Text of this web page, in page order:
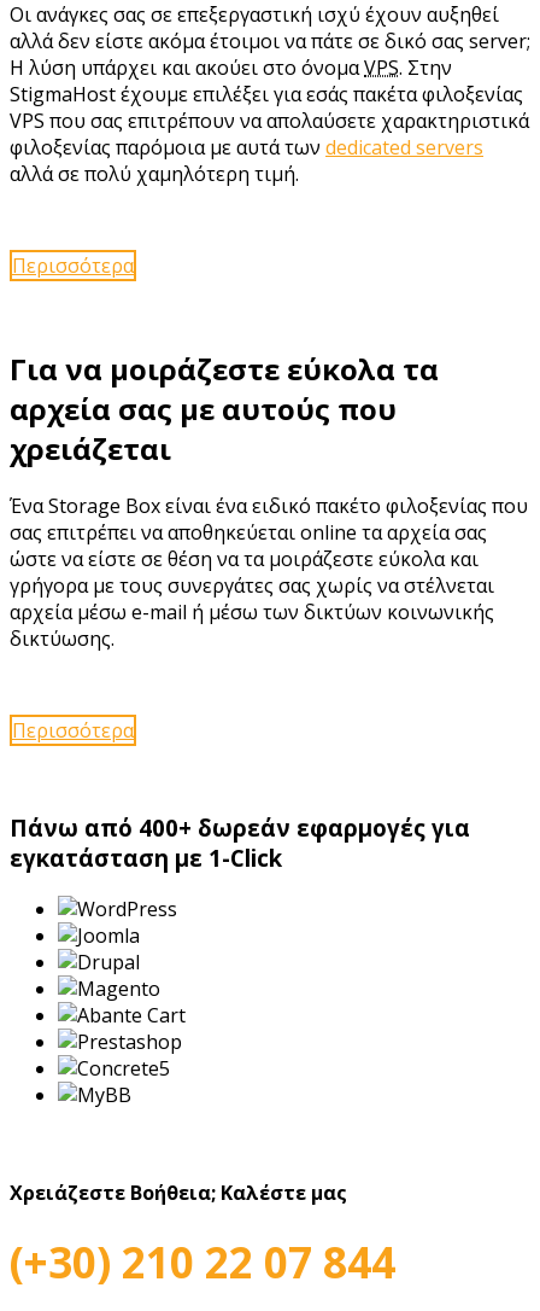
Οι ανάγκες σας σε επεξεργαστική ισχύ έχουν αυξηθεί
αλλά δεν είστε ακόμα έτοιμοι να πάτε σε δικό σας server;
Η λύση υπάρχει και ακούει στο όνομαVPS. Στην
StigmaHost έχουμε επιλέξει για εσάς πακέτα φιλοξενίας
VPS που σας επιτρέπουν να απολαύσετε χαρακτηριστικά
φιλοξενίας παρόμοια με αυτά των dedicated servers
αλλά σε πολύ χαμηλότερη τιμή.
Περισσότερα
Για να μοιράζεστε εύκολα τα
αρχεία σας με αυτούς που
χρειάζεται
Ένα Storage Box είναι ένα ειδικό πακέτο φιλοξενίας που
σας επιτρέπει να αποθηκεύεται online τα αρχεία σας
ώστε να είστε σε θέση να τα μοιράζεστε εύκολα και
γρήγορα με τους συνεργάτες σας χωρίς να στέλνεται
αρχεία μέσω e-mail ή μέσω των δικτύων κοινωνικής
δικτύωσης.
Περισσότερα
Πάνω από 400+ δωρεάν εφαρμογές για
εγκατάσταση με 1-Click
Χρειάζεστε Βοήθεια; Καλέστε μας
(+30) 210 22 07 844